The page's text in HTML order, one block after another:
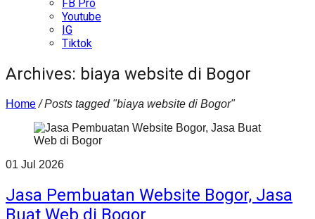
FB Pro
Youtube
IG
Tiktok
Archives: biaya website di Bogor
Home / Posts tagged "biaya website di Bogor"
01 Jul 2026
Jasa Pembuatan Website Bogor, Jasa
Buat Web di Bogor